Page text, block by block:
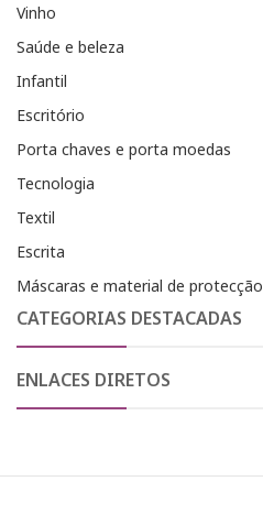
Vinho
Saúde e beleza
Infantil
Escritório
Porta chaves e porta moedas
Tecnologia
Textil
Escrita
Máscaras e material de protecção
CATEGORIAS DESTACADAS
ENLACES DIRETOS